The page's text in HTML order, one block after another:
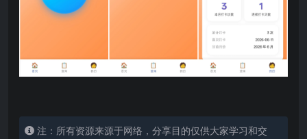
注：所有资源来源于网络，分享目的仅供大家学习和交